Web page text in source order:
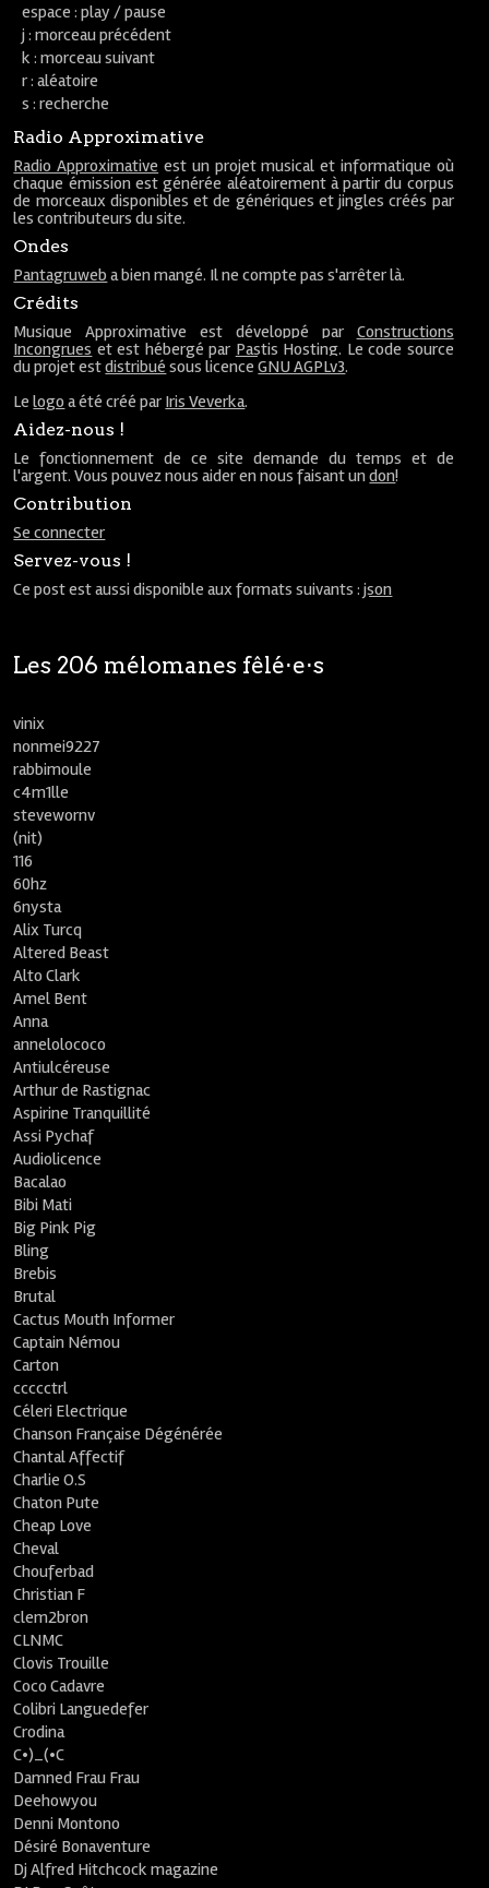
espace : play / pause
j : morceau précédent
k : morceau suivant
r : aléatoire
s : recherche
Radio Approximative
Radio Approximative est un projet musical et informatique où
chaque émission est générée aléatoirement à partir du corpus
de morceaux disponibles et de génériques et jingles créés par
les contributeurs du site.
Ondes
Pantagruweb a bien mangé. Il ne compte pas s'arrêter là.
Crédits
Musique Approximative est développé par Constructions
Incongrues et est hébergé par Pastis Hosting. Le code source
du projet estdistribué sous licenceGNU AGPLv3.
Lelogo a été créé par Iris Veverka.
Aidez-nous !
Le fonctionnement de ce site demande du temps et de
l'argent. Vous pouvez nous aider en nous faisant undon!
Contribution
Se connecter
Servez-vous !
Ce post est aussi disponible aux formats suivants :json
Les 206 mélomanes fêlé⋅e⋅s
vinix
nonmei9227
rabbimoule
c4m1lle
stevewornv
(nit)
116
60hz
6nysta
Alix Turcq
Altered Beast
Alto Clark
Amel Bent
Anna
annelolococo
Antiulcéreuse
Arthur de Rastignac
Aspirine Tranquillité
Assi Pychaf
Audiolicence
Bacalao
Bibi Mati
Big Pink Pig
Bling
Brebis
Brutal
Cactus Mouth Informer
Captain Némou
Carton
ccccctrl
Céleri Electrique
Chanson Française Dégénérée
Chantal Affectif
Charlie O.S
Chaton Pute
Cheap Love
Cheval
Chouferbad
Christian F
clem2bron
CLNMC
Clovis Trouille
Coco Cadavre
Colibri Languedefer
Crodina
C•)_(•C
Damned Frau Frau
Deehowyou
Denni Montono
Désiré Bonaventure
Dj Alfred Hitchcock magazine